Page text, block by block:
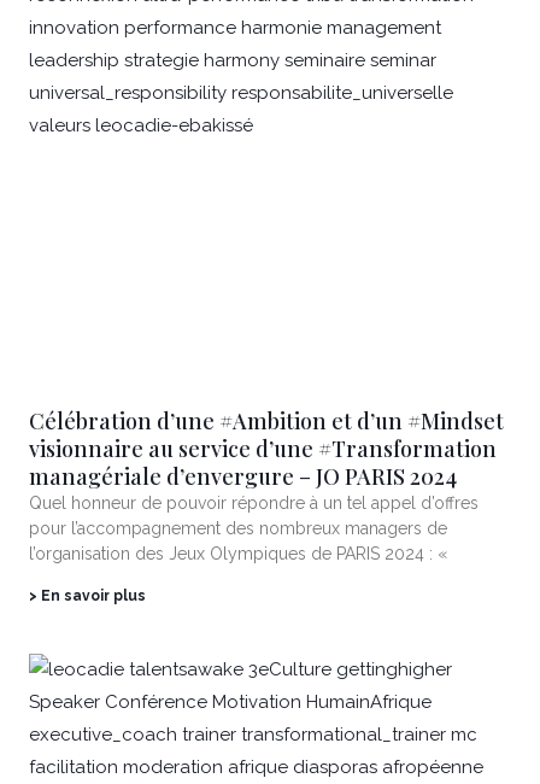
Célébration d’une #Ambition et d’un #Mindset
visionnaire au service d’une #Transformation
managériale d’envergure – JO PARIS 2024
Quel honneur de pouvoir répondre à un tel appel d’offres
pour l’accompagnement des nombreux managers de
l’organisation des Jeux Olympiques de PARIS 2024 : «
> En savoir plus